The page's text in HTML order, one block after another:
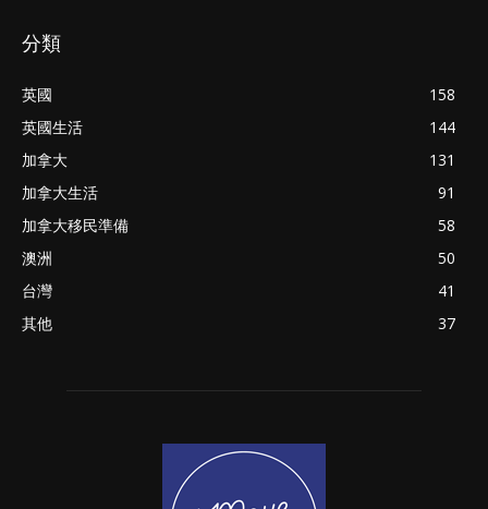
分類
英國
158
英國生活
144
加拿大
131
加拿大生活
91
加拿大移民準備
58
澳洲
50
台灣
41
其他
37